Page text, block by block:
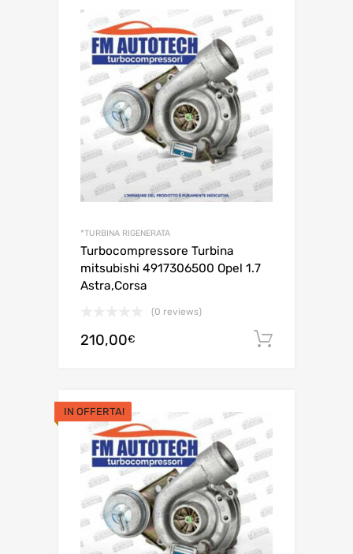
*TURBINA RIGENERATA
Turbocompressore Turbina
mitsubishi 4917306500 Opel 1.7
Astra,Corsa
(0 reviews)
210,00€
IN OFFERTA!